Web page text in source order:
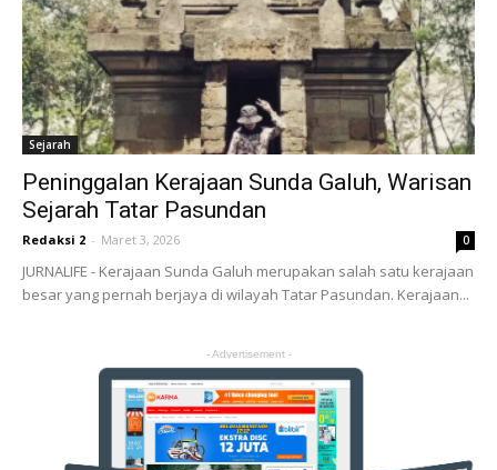
Sejarah
Peninggalan Kerajaan Sunda Galuh, Warisan
Sejarah Tatar Pasundan
Redaksi 2 - Maret 3, 2026 0
JURNALIFE - Kerajaan Sunda Galuh merupakan salah satu kerajaan
besar yang pernah berjaya di wilayah Tatar Pasundan. Kerajaan...
- Advertisement -